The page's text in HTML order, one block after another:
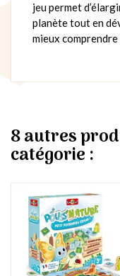
jeu permet
planète tout en
mieux
8 autres
catégorie :